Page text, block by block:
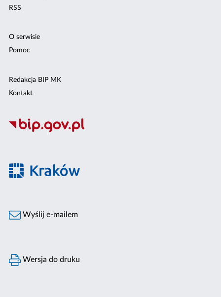
RSS
O serwisie
Pomoc
Redakcja BIP MK
Kontakt
Wyślij e-mailem
Wersja do druku